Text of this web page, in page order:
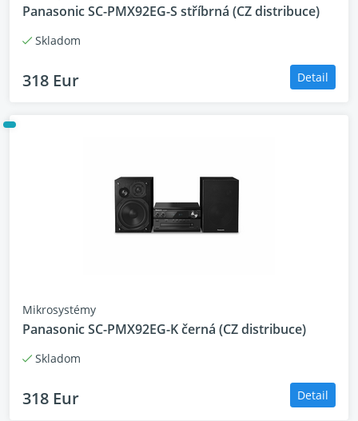
Panasonic SC-PMX92EG-S stříbrná (CZ distribuce)
Skladom
318 Eur Detail
Mikrosystémy
Panasonic SC-PMX92EG-K černá (CZ distribuce)
Skladom
318 Eur Detail